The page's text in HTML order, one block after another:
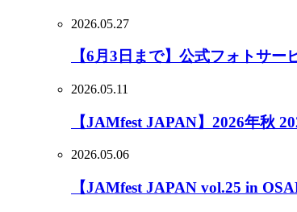
2026.05.27
【6月3日まで】公式フォトサー
2026.05.11
【JAMfest JAPAN】2026年秋
2026.05.06
【JAMfest JAPAN vol.25 in